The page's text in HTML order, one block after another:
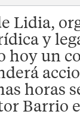
Lidia,
y
hoy un
horas
Barrio